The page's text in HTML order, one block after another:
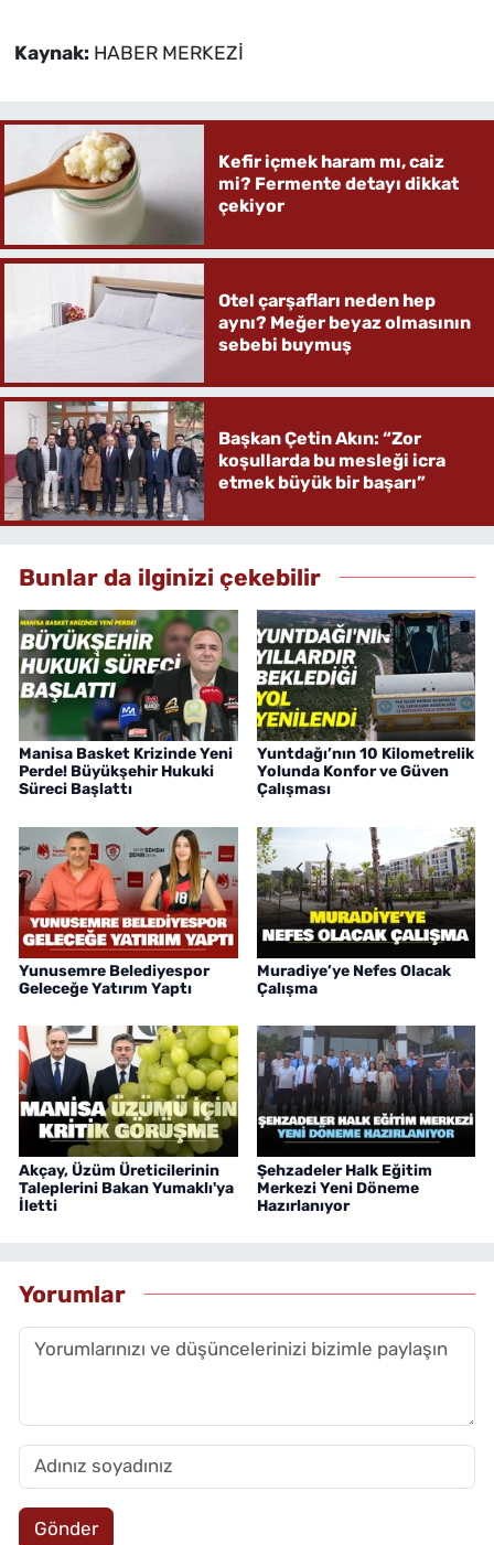
Kaynak: HABER MERKEZİ
Kefir içmek haram mı, caiz
mi? Fermente detayı dikkat
çekiyor
Otel çarşafları neden hep
aynı? Meğer beyaz olmasının
sebebi buymuş
Başkan Çetin Akın: “Zor
koşullarda bu mesleği icra
etmek büyük bir başarı”
Bunlar da ilginizi çekebilir
Manisa Basket Krizinde Yeni
Perde! Büyükşehir Hukuki
Süreci Başlattı
Yuntdağı’nın 10 Kilometrelik
Yolunda Konfor ve Güven
Çalışması
Yunusemre Belediyespor
Geleceğe Yatırım Yaptı
Muradiye’ye Nefes Olacak
Çalışma
Akçay, Üzüm Üreticilerinin
Taleplerini Bakan Yumaklı'ya
İletti
Şehzadeler Halk Eğitim
Merkezi Yeni Döneme
Hazırlanıyor
Yorumlar
Gönder